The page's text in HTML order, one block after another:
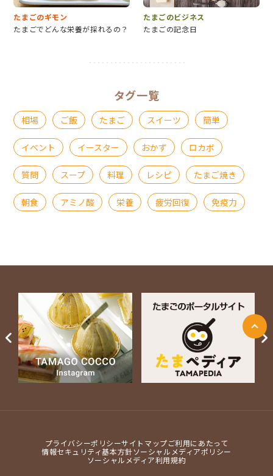
たまごのギモン
たまごでどんな栄養が採れるの？
たまごのビジネス
たまごの記念日
タグ一覧
相場 ご飯 たまご スイーツ 簡単
イベント イースター おかず ロカボ
質問 スープ 料理 レシピ たまご焼き
朝食 アミノ酸 栄養 疲労回復 免疫力
プライバシーポリシーサイトマップご利用にあたって
情報セキュリティ基本方針ソーシャルメディアポリシー
ソーシャルメディア利用規約
ージ上部に戻る